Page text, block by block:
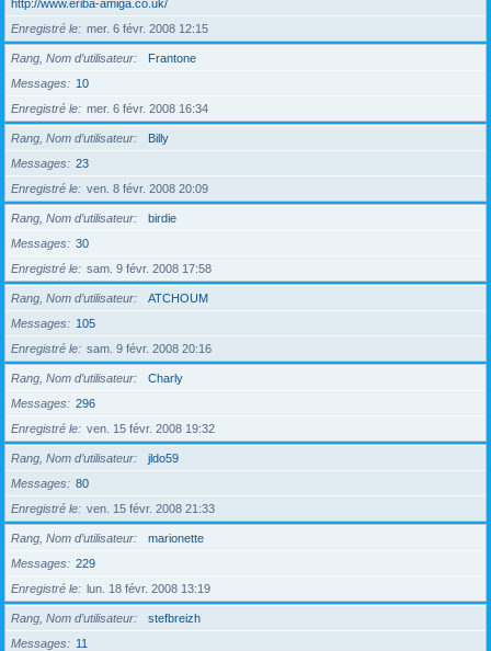
http://www.eriba-amiga.co.uk/
Enregistré le
mer. 6 févr. 2008 12:15
Rang, Nom d’utilisateur
Frantone
Messages
10
Enregistré le
mer. 6 févr. 2008 16:34
Rang, Nom d’utilisateur
Billy
Messages
23
Enregistré le
ven. 8 févr. 2008 20:09
Rang, Nom d’utilisateur
birdie
Messages
30
Enregistré le
sam. 9 févr. 2008 17:58
Rang, Nom d’utilisateur
ATCHOUM
Messages
105
Enregistré le
sam. 9 févr. 2008 20:16
Rang, Nom d’utilisateur
Charly
Messages
296
Enregistré le
ven. 15 févr. 2008 19:32
Rang, Nom d’utilisateur
jldo59
Messages
80
Enregistré le
ven. 15 févr. 2008 21:33
Rang, Nom d’utilisateur
marionette
Messages
229
Enregistré le
lun. 18 févr. 2008 13:19
Rang, Nom d’utilisateur
stefbreizh
Messages
11